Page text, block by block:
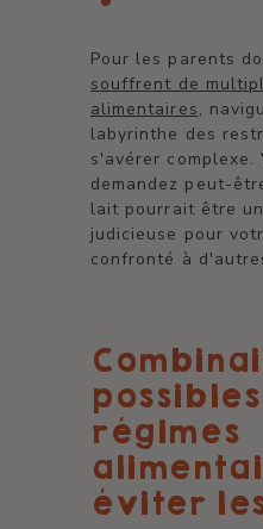
Pour les parents
souffrent de
alimentaires,
labyrinthe des
s'avérer complexe.
demandez peut-
lait pourrait être
judicieuse pour
confronté à
régimes
éviter